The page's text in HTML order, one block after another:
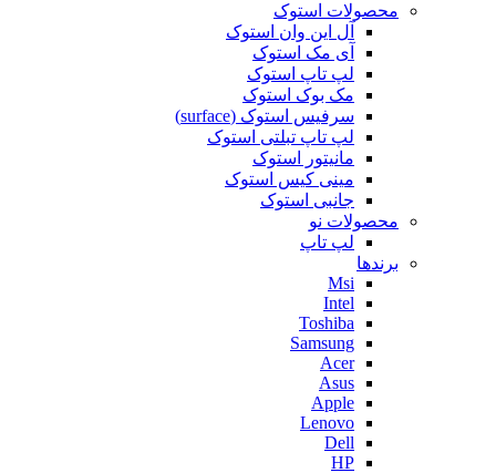
محصولات استوک
آل این وان استوک
آی مک استوک
لپ تاپ استوک
مک بوک استوک
سرفیس استوک (surface)
لپ تاپ تبلتی استوک
مانیتور استوک
مینی کیس استوک
جانبی استوک
محصولات نو
لپ تاپ
برندها
Msi
Intel
Toshiba
Samsung
Acer
Asus
Apple
Lenovo
Dell
HP